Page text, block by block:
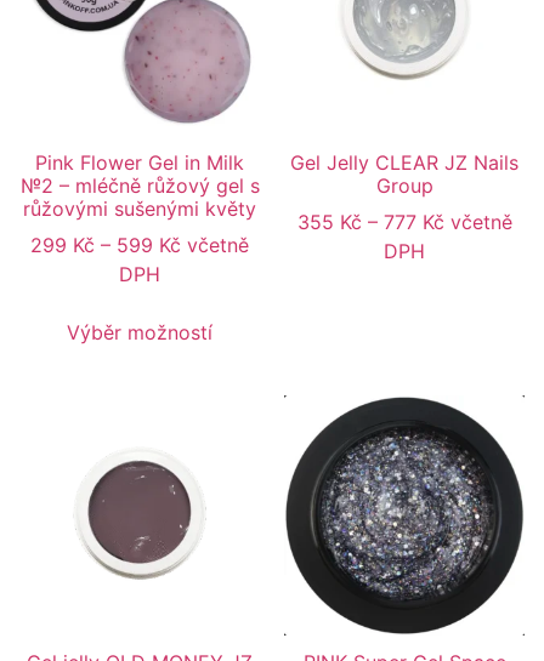
Pink Flower Gel in Milk
№2 – mléčně růžový gel s
růžovými sušenými květy
299 Kč – 599 Kč včetně
DPH
Výběr možností
Gel Jelly CLEAR JZ Nails
Group
355 Kč – 777 Kč včetně
DPH